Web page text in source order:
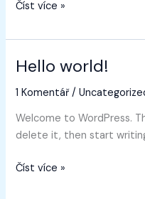
Číst více »
Hello world!
1 Komentář /
Welcome to WordPress.
delete it, then start
Hello
Číst více »